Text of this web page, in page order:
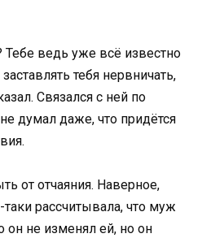
ведь уже всё известно
тебя нервничать,
Связался с ней по
думал даже, что придётся
от отчаяния. Наверное,
рассчитывала, что муж
он не изменял ей, но он